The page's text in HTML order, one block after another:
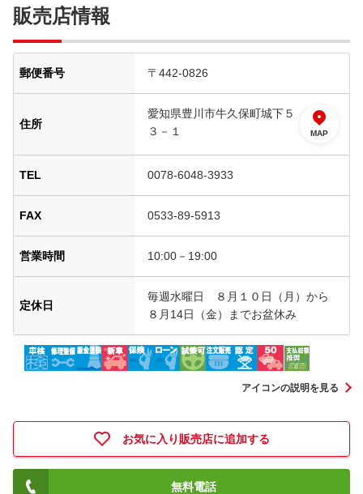
販売店情報
郵便番号 〒442-0826
住所
愛知県豊川市牛久保町城下５
３－１
MAP
TEL 0078-6048-3933
FAX 0533-89-5913
営業時間 10:00－19:00
定休日
毎週水曜日 ８月１０日（月）から
８月14日（金）までお盆休み
アイコンの説明を見る
お気に入り販売店に追加する
無料電話